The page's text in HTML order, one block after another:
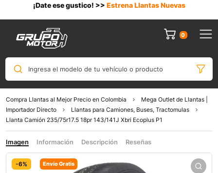
¡Date ese gustico! >> Estrena Llantas Nuevas
0
Ingresa el modelo de tu vehículo o producto
Compra Llantas al Mejor Precio en Colombia
Mega Outlet de Llantas |
Importador Directo
Llantas para Camiones, Buses, Tractomulas
Llanta Camión 235/75r17.5 18pr 143/141J Xbri Ecoplus P1
Imagen Información Descripción Reseñas
-6% Envío Gratis